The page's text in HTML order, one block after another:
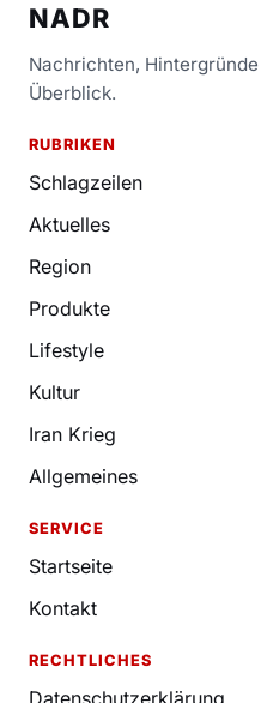
NADR
Nachrichten,
Überblick.
RUBRIKEN
Schlagzeilen
Aktuelles
Region
Produkte
Lifestyle
Kultur
Iran Krieg
Allgemeines
SERVICE
Startseite
Kontakt
RECHTLICHES
Datenschutzerklärung